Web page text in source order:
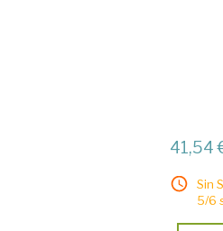
41,54
Sin
5/6